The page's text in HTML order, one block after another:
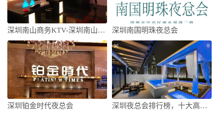
深圳南山商务KTV-深圳南山商务KTV预 深圳南国明珠夜总会
深圳铂金时代夜总会 深圳夜总会排行榜，十大高档夜总会，不得不